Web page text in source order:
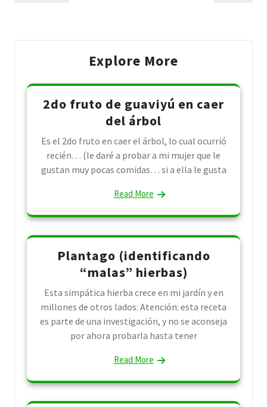
navigation
Explore More
2do fruto de guaviyú en caer
del árbol
Es el 2do fruto en caer el árbol, lo cual ocurrió
recién… (le daré a probar a mi mujer que le
gustan muy pocas comidas… si a ella le gusta
Read More
Plantago (identificando
“malas” hierbas)
Esta simpática hierba crece en mi jardín y en
millones de otros lados: Atención: esta receta
es parte de una investigación, y no se aconseja
por ahora probarla hasta tener
Read More